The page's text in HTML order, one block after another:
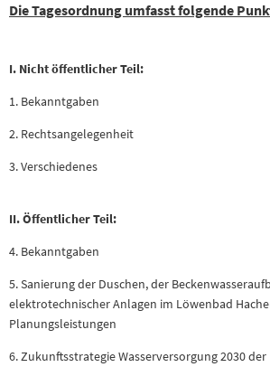
Die Tagesordnung umfasst folgende
I. Nicht öffentlicher Teil:
1. Bekanntgaben
2. Rechtsangelegenheit
3. Verschiedenes
II. Öffentlicher Teil:
4. Bekanntgaben
5. Sanierung der Duschen, der
elektrotechnischer Anlagen im Löwenbad
Planungsleistungen
6. Zukunftsstrategie Wasserversorgung 2030 der